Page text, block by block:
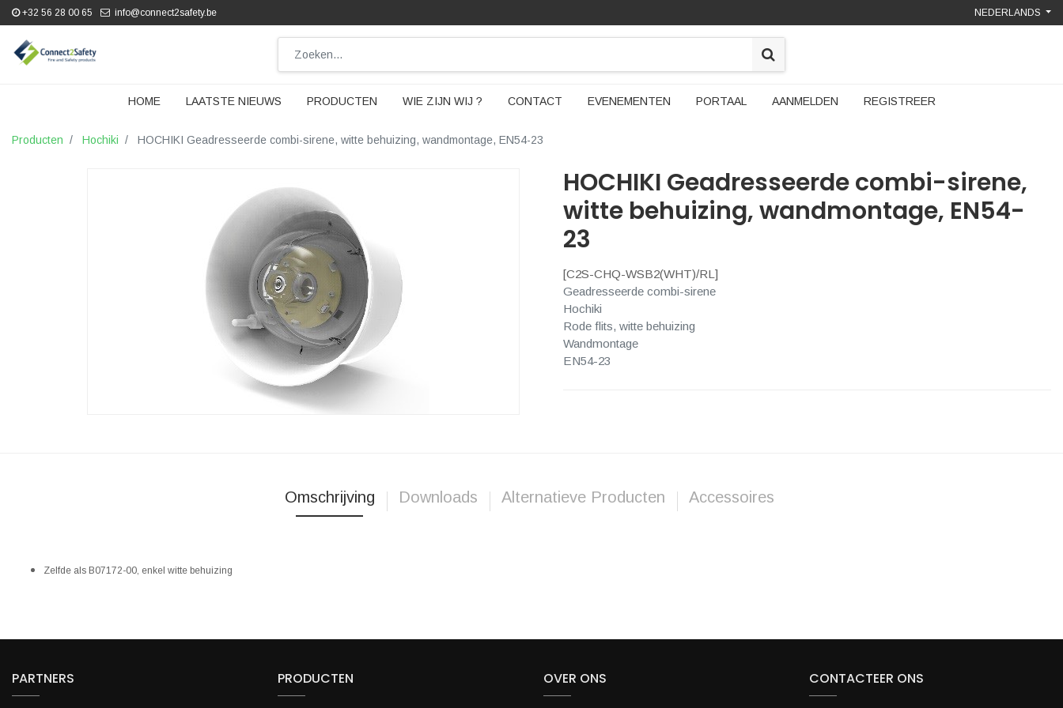
+32 56 28 00 65 info@connect2safety.be NEDERLANDS
HOME LAATSTE NIEUWS PRODUCTEN WIE ZIJN WIJ ? CONTACT EVENEMENTEN PORTAAL AANMELDEN REGISTREER
Producten Hochiki HOCHIKI Geadresseerde combi-sirene, witte behuizing, wandmontage, EN54-23
HOCHIKI Geadresseerde combi-sirene,
witte behuizing, wandmontage, EN54-
23
[C2S-CHQ-WSB2(WHT)/RL ]
Geadresseerde combi-sirene
Hochiki
Rode flits, witte behuizing
Wandmontage
EN54-23
Omschrijving Downloads Alternatieve Producten Accessoires
Zelfde als B07172-00, enkel witte behuizing
PARTNERS PRODUCTEN OVER ONS CONTACTEER ONS